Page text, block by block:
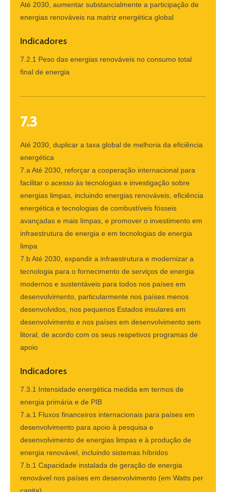
Até 2030, aumentar substancialmente a participação de
energias renováveis na matriz energética global
Indicadores
7.2.1 Peso das energias renováveis no consumo total
final de energia
7.3
Até 2030, duplicar a taxa global de melhoria da eficiência
energética
7.a Até 2030, reforçar a cooperação internacional para
facilitar o acesso às tecnologias e investigação sobre
energias limpas, incluindo energias renováveis, eficiência
energética e tecnologias de combustíveis fósseis
avançadas e mais limpas, e promover o investimento em
infraestrutura de energia e em tecnologias de energia
limpa
7.b Até 2030, expandir a infraestrutura e modernizar a
tecnologia para o fornecimento de serviços de energia
modernos e sustentáveis para todos nos países em
desenvolvimento, particularmente nos países menos
desenvolvidos, nos pequenos Estados insulares em
desenvolvimento e nos países em desenvolvimento sem
litoral, de acordo com os seus respetivos programas de
apoio
Indicadores
7.3.1 Intensidade energética medida em termos de
energia primária e de PIB
7.a.1 Fluxos financeiros internacionais para países em
desenvolvimento para apoio à pesquisa e
desenvolvimento de energias limpas e à produção de
energia renovável, incluindo sistemas híbridos
7.b.1 Capacidade instalada de geração de energia
renovável nos países em desenvolvimento (em Watts per